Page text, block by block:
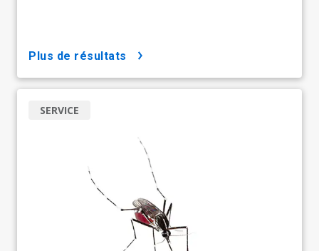
plus de résultats
SERVICE